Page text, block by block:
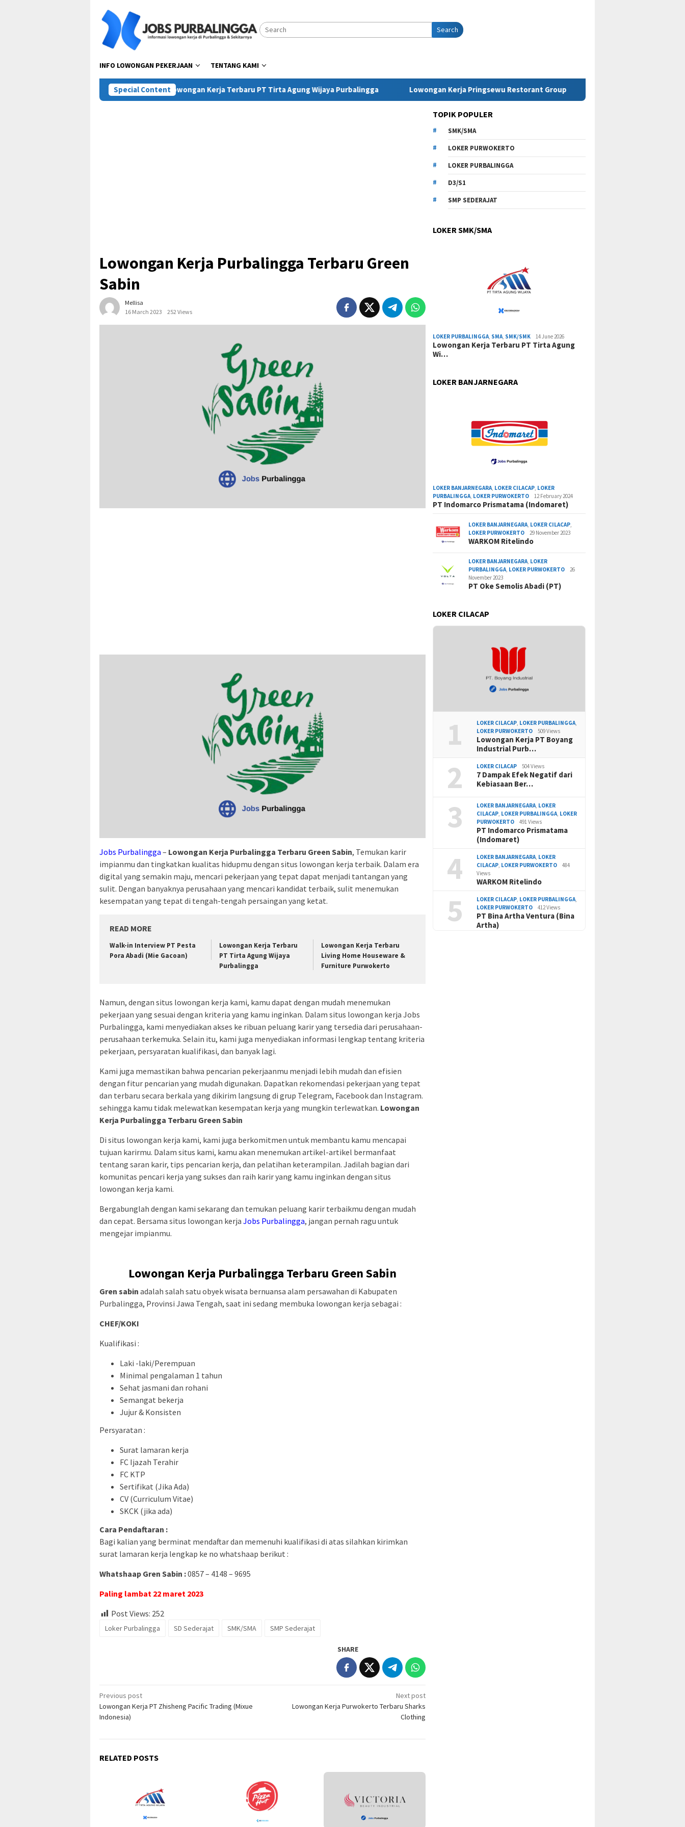
content
Search
INFO LOWONGAN PEKERJAAN TENTANG KAMI
Special Content
Lowongan Kerja Terbaru PT Tirta Agung Wijaya Purbalingga Lowongan Kerja Pringsewu Restorant Group Lowongan Kerja SMK Telkom
Lowongan Kerja Purbalingga Terbaru Green
Sabin
Mellisa
16 March 2023
252 Views
Jobs Purbalingga – Lowongan Kerja Purbalingga Terbaru Green Sabin, Temukan karir
impianmu dan tingkatkan kualitas hidupmu dengan situs lowongan kerja terbaik. Dalam era
digital yang semakin maju, mencari pekerjaan yang tepat dapat menjadi tantangan yang
sulit. Dengan banyaknya perusahaan yang mencari kandidat terbaik, sulit menemukan
kesempatan yang tepat di tengah-tengah persaingan yang ketat.
READ MORE
Walk-in Interview PT Pesta
Pora Abadi (Mie Gacoan)
Lowongan Kerja Terbaru
PT Tirta Agung Wijaya
Purbalingga
Lowongan Kerja Terbaru
Living Home Houseware &
Furniture Purwokerto
Namun, dengan situs lowongan kerja kami, kamu dapat dengan mudah menemukan
pekerjaan yang sesuai dengan kriteria yang kamu inginkan. Dalam situs lowongan kerja Jobs
Purbalingga, kami menyediakan akses ke ribuan peluang karir yang tersedia dari perusahaan-
perusahaan terkemuka. Selain itu, kami juga menyediakan informasi lengkap tentang kriteria
pekerjaan, persyaratan kualifikasi, dan banyak lagi.
Kami juga memastikan bahwa pencarian pekerjaanmu menjadi lebih mudah dan efisien
dengan fitur pencarian yang mudah digunakan. Dapatkan rekomendasi pekerjaan yang tepat
dan terbaru secara berkala yang dikirim langsung di grup Telegram, Facebook dan Instagram.
sehingga kamu tidak melewatkan kesempatan kerja yang mungkin terlewatkan. Lowongan
Kerja Purbalingga Terbaru Green Sabin
Di situs lowongan kerja kami, kami juga berkomitmen untuk membantu kamu mencapai
tujuan karirmu. Dalam situs kami, kamu akan menemukan artikel-artikel bermanfaat
tentang saran karir, tips pencarian kerja, dan pelatihan keterampilan. Jadilah bagian dari
komunitas pencari kerja yang sukses dan raih karir yang kamu inginkan dengan situs
lowongan kerja kami.
Bergabunglah dengan kami sekarang dan temukan peluang karir terbaikmu dengan mudah
dan cepat. Bersama situs lowongan kerja Jobs Purbalingga, jangan pernah ragu untuk
mengejar impianmu.
Lowongan Kerja Purbalingga Terbaru Green Sabin
Gren sabin adalah salah satu obyek wisata bernuansa alam persawahan di Kabupaten
Purbalingga, Provinsi Jawa Tengah, saat ini sedang membuka lowongan kerja sebagai :
CHEF/KOKI
Kualifikasi :
Laki -laki/Perempuan
Minimal pengalaman 1 tahun
Sehat jasmani dan rohani
Semangat bekerja
Jujur & Konsisten
Persyaratan :
Surat lamaran kerja
FC Ijazah Terahir
FC KTP
Sertifikat (Jika Ada)
CV (Curriculum Vitae)
SKCK (jika ada)
Cara Pendaftaran :
Bagi kalian yang berminat mendaftar dan memenuhi kualifikasi di atas silahkan kirimkan
surat lamaran kerja lengkap ke no whatshaap berikut :
Whatshaap Gren Sabin :0857 – 4148 – 9695
Paling lambat 22 maret 2023
Post Views: 252
Loker Purbalingga SD Sederajat SMK/SMA SMP Sederajat
SHARE
Post
navigation
Previous post
Lowongan Kerja PT Zhisheng Pacific Trading (Mixue
Indonesia)
Next post
Lowongan Kerja Purwokerto Terbaru Sharks
Clothing
RELATED POSTS
TOPIK POPULER
SMK/SMA
LOKER PURWOKERTO
LOKER PURBALINGGA
D3/S1
SMP SEDERAJAT
LOKER SMK/SMA
LOKER PURBALINGGA SMA SMK/SMK 14 June 2026
Lowongan Kerja Terbaru PT Tirta Agung
Wi…
LOKER BANJARNEGARA
LOKER BANJARNEGARA LOKER CILACAP LOKER
PURBALINGGA LOKER PURWOKERTO 12 February 2024
PT Indomarco Prismatama (Indomaret)
LOKER BANJARNEGARA LOKER CILACAP
LOKER PURWOKERTO
29 November 2023
WARKOM Ritelindo
LOKER BANJARNEGARA LOKER
PURBALINGGA LOKER PURWOKERTO
26
November 2023
PT Oke Semolis Abadi (PT)
LOKER CILACAP
1 LOKER CILACAP, LOKER PURBALINGGA,
LOKER PURWOKERTO
509 Views
Lowongan Kerja PT Boyang
Industrial Purb…
2 LOKER CILACAP 504 Views
7 Dampak Efek Negatif dari
Kebiasaan Ber…
3 LOKER BANJARNEGARA, LOKER
CILACAP, LOKER PURBALINGGA, LOKER
PURWOKERTO
491 Views
PT Indomarco Prismatama
(Indomaret)
4 LOKER BANJARNEGARA, LOKER
CILACAP, LOKER PURWOKERTO
484
Views
WARKOM Ritelindo
5 LOKER CILACAP, LOKER PURBALINGGA,
LOKER PURWOKERTO
412 Views
PT Bina Artha Ventura (Bina
Artha)